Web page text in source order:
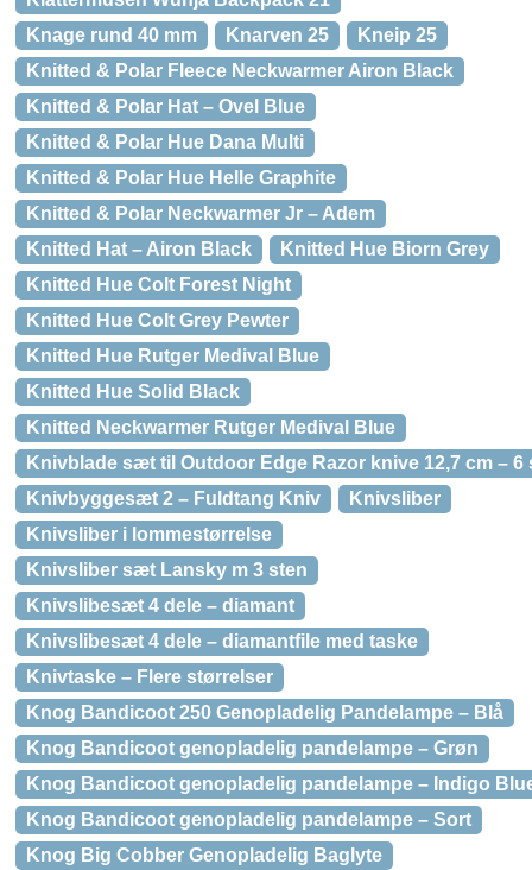
Knage rund 40 mm
Knarven 25
Kneip 25
Knitted & Polar Fleece Neckwarmer Airon Black
Knitted & Polar Hat – Ovel Blue
Knitted & Polar Hue Dana Multi
Knitted & Polar Hue Helle Graphite
Knitted & Polar Neckwarmer Jr – Adem
Knitted Hat – Airon Black
Knitted Hue Biorn Grey
Knitted Hue Colt Forest Night
Knitted Hue Colt Grey Pewter
Knitted Hue Rutger Medival Blue
Knitted Hue Solid Black
Knitted Neckwarmer Rutger Medival Blue
Knivblade sæt til Outdoor Edge Razor knive 12,7 cm – 6
Knivbyggesæt 2 – Fuldtang Kniv
Knivsliber
Knivsliber i lommestørrelse
Knivsliber sæt Lansky m 3 sten
Knivslibesæt 4 dele – diamant
Knivslibesæt 4 dele – diamantfile med taske
Knivtaske – Flere størrelser
Knog Bandicoot 250 Genopladelig Pandelampe – Blå
Knog Bandicoot genopladelig pandelampe – Grøn
Knog Bandicoot genopladelig pandelampe – Indigo
Knog Bandicoot genopladelig pandelampe – Sort
Knog Big Cobber Genopladelig Baglyte